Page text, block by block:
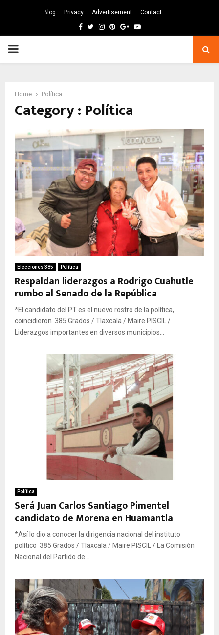
Blog Privacy Advertisement Contact
Facebook
TwitterInstagram
Pinterest
GoogleYoutube
PRIMARY
Home Política
Category : Política
Elecciones 385 Política
Respaldan liderazgos a Rodrigo Cuahutle
rumbo al Senado de la República
*El candidato del PT es el nuevo rostro de la política,
coincidieron 385 Grados / Tlaxcala / Maire PISCIL /
Liderazgos importantes en diversos municipios...
Política
Será Juan Carlos Santiago Pimentel
candidato de Morena en Huamantla
*Así lo dio a conocer la dirigencia nacional del instituto
político 385 Grados / Tlaxcala / Maire PISCIL / La Comisión
Nacional del Partido de...